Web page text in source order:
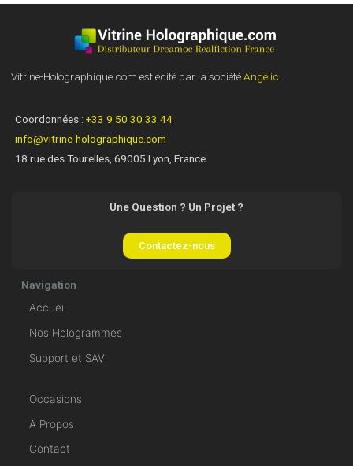
Vitrine-Holographique.com est édité par la sociétéAngelic
Coordonnées : +33 9 50 30 33 44
info@vitrine-holographique.com
18 rue des Tourelles, 69005 Lyon, France
Une Question ? Un Projet ?
Contactez-nous
Navigation
Accueil
Nos Hologrammes
Support et SAV
Occasions
À Propos
Contact